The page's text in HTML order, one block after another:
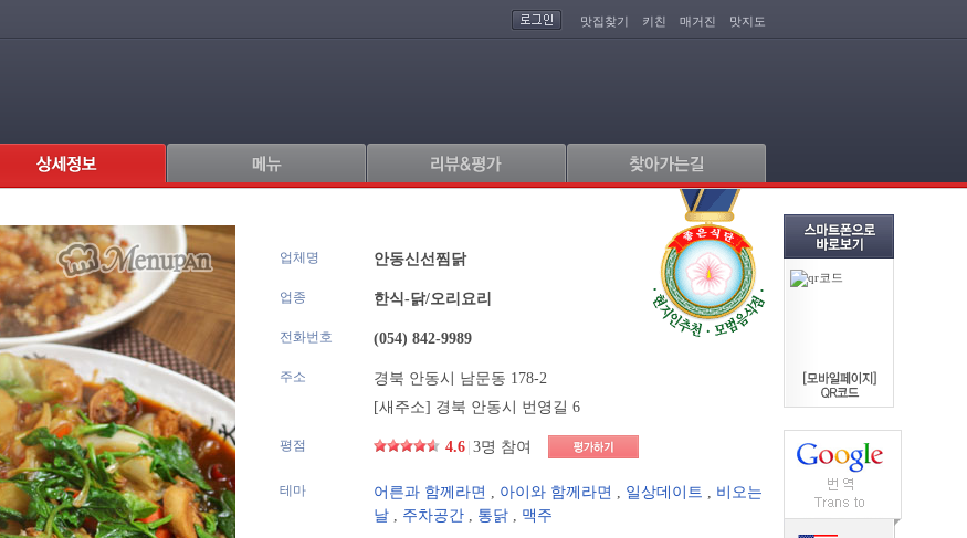
맛집찾기 키친 매거진 맛지도
업체명 안동신선찜닭
업종 한식-닭/오리요리
전화번호 (054) 842-9989
주소
경북 안동시 남문동 178-2
[새주소] 경북 안동시 번영길 6
평점 4.6 3명 참여
테마 어른과 함께라면 , 아이와 함께라면 , 일상데이트 , 비오는
날 , 주차공간 , 통닭 , 맥주